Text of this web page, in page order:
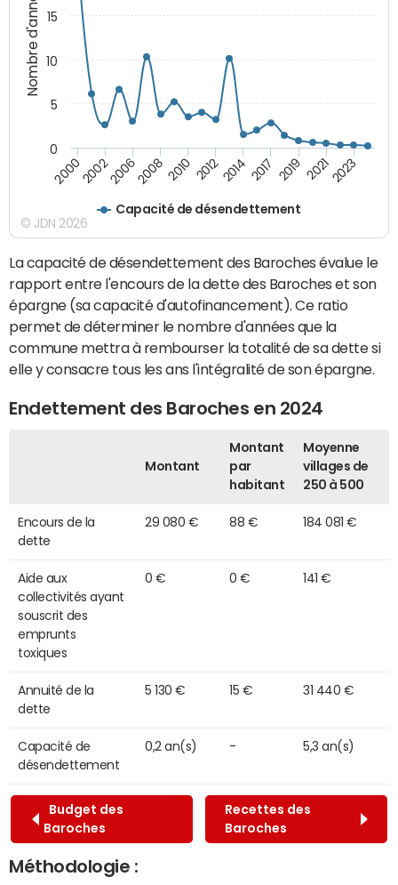
Nombre d'années
Capacité de désendettement
20002002200620082010 20122014 2017 2019 20212023
0
5
10
15
© JDN 2026
La capacité de désendettement des Baroches évalue le
rapport entre l'encours de la dette des Baroches et son
épargne (sa capacité d'autofinancement). Ce ratio
permet de déterminer le nombre d'années que la
commune mettra à rembourser la totalité de sa dette si
elle y consacre tous les ans l'intégralité de son épargne.
Endettement des Baroches en 2024
Montant
Montant
par
habitant
Moyenne
villages de
250 à 500
Encours de la
dette
29 080 € 88 € 184 081 €
Aide aux
collectivités ayant
souscrit des
emprunts
toxiques
0 € 0 € 141 €
Annuité de la
dette
5 130 € 15 € 31 440 €
Capacité de
désendettement
0,2 an(s) - 5,3 an(s)
Budget des
Baroches
Recettes des
Baroches
Méthodologie :